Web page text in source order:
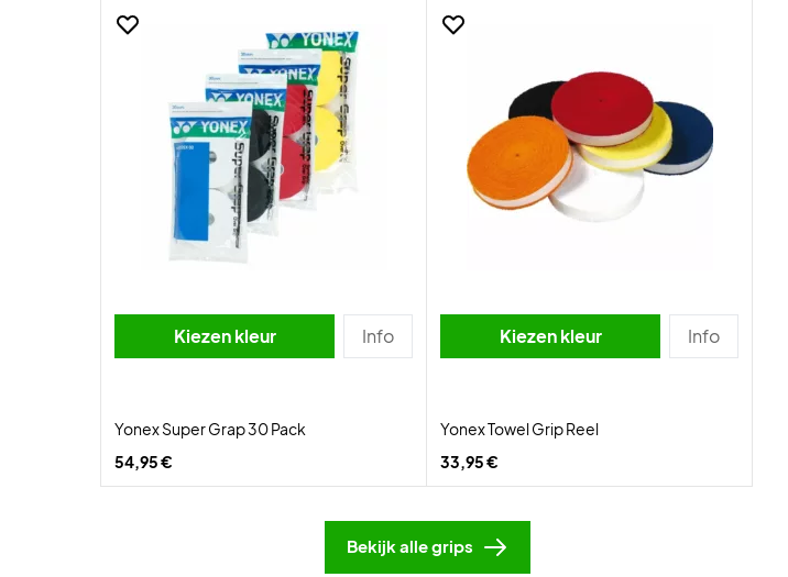
Kiezen kleur Info
Yonex Super Grap 30 Pack
54,95 €
Kiezen kleur Info
Yonex Towel Grip Reel
33,95 €
Bekijk alle grips